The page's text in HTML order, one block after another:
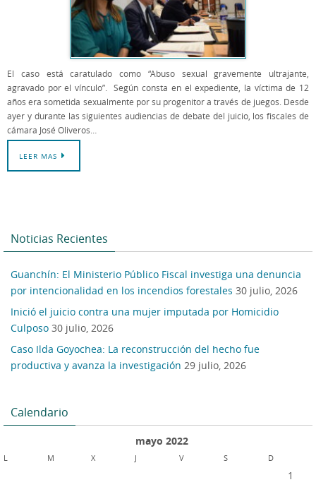
El caso está caratulado como “Abuso sexual gravemente ultrajante,
agravado por el vínculo”. Según consta en el expediente, la víctima de 12
años era sometida sexualmente por su progenitor a través de juegos. Desde
ayer y durante las siguientes audiencias de debate del juicio, los fiscales de
cámara José Oliveros…
LEER MAS
Noticias Recientes
Guanchín: El Ministerio Público Fiscal investiga una denuncia
por intencionalidad en los incendios forestales 30 julio, 2026
Inició el juicio contra una mujer imputada por Homicidio
Culposo 30 julio, 2026
Caso Ilda Goyochea: La reconstrucción del hecho fue
productiva y avanza la investigación 29 julio, 2026
Calendario
mayo 2022
L M X J V S D
1